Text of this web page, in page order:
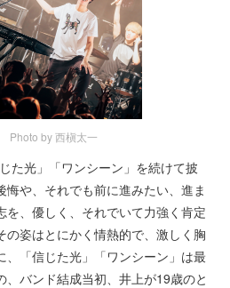
by 西槇太一
た光」「ワンシーン」を続けて披
や、それでも前に進みたい、進ま
を、優しく、それでいて力強く肯定
の姿はとにかく情熱的で、激しく胸
、「信じた光」「ワンシーン」は最
バンド結成当初、井上が19歳のと